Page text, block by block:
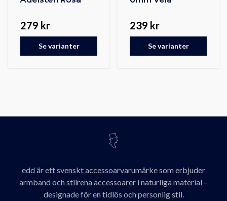
279 kr
Se varianter
239 kr
Se varianter
edd är ett svenskt accessoarvarumärke som erbjuder
armband och stilrena accessoarer i naturliga material –
designade för en tidlös och personlig stil.